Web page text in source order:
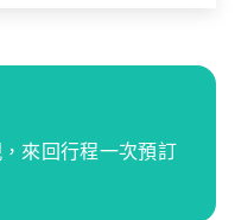
來回行程一次預訂